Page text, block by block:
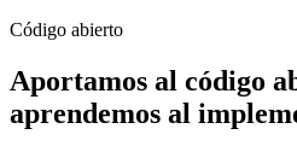
Código abierto
Aportamos al código
aprendemos al